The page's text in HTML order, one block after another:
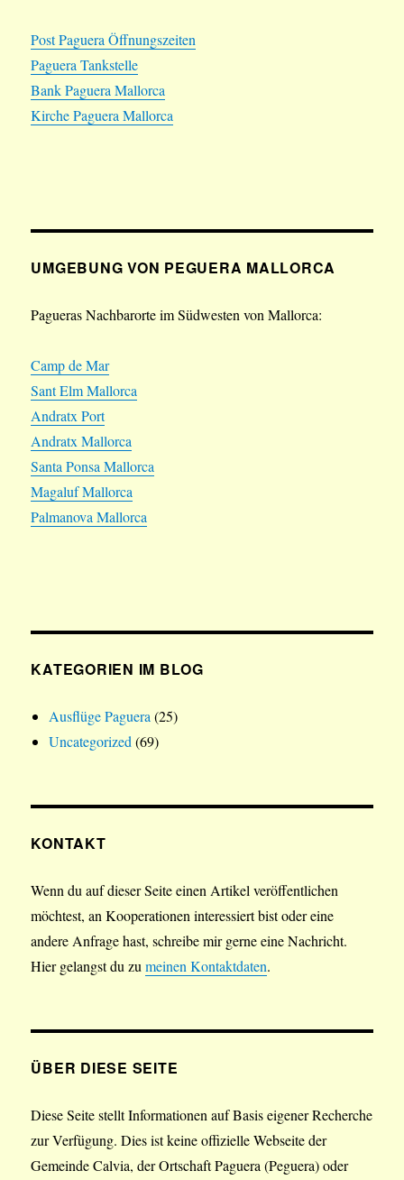
Post Paguera Öffnungszeiten
Paguera Tankstelle
Bank Paguera Mallorca
Kirche Paguera Mallorca
UMGEBUNG VON PEGUERA MALLORCA
Pagueras Nachbarorte im Südwesten von Mallorca:
Camp de Mar
Sant Elm Mallorca
Andratx Port
Andratx Mallorca
Santa Ponsa Mallorca
Magaluf Mallorca
Palmanova Mallorca
KATEGORIEN IM BLOG
Ausflüge Paguera(25)
Uncategorized(69)
KONTAKT
Wenn du auf dieser Seite einen Artikel veröffentlichen
möchtest, an Kooperationen interessiert bist oder eine
andere Anfrage hast, schreibe mir gerne eine Nachricht.
Hier gelangst du zumeinen Kontaktdaten.
ÜBER DIESE SEITE
Diese Seite stellt Informationen auf Basis eigener Recherche
zur Verfügung. Dies ist keine offizielle Webseite der
Gemeinde Calvia, der Ortschaft Paguera (Peguera) oder